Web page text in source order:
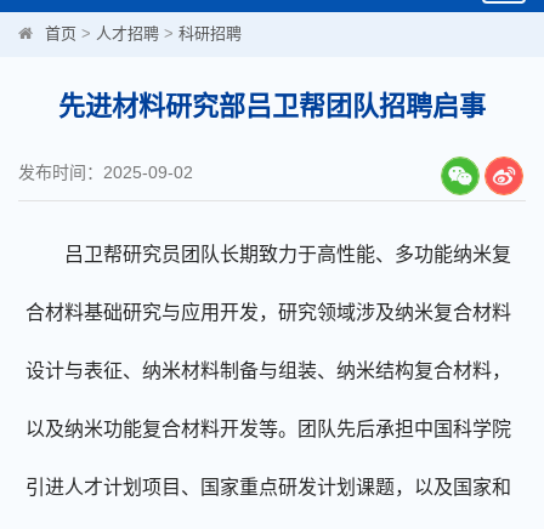
首页 > 人才招聘 > 科研招聘
先进材料研究部吕卫帮团队招聘启事
发布时间：2025-09-02
吕卫帮研究员团队长期致力于高性能、多功能纳米复
合材料基础研究与应用开发，研究领域涉及纳米复合材料
设计与表征、纳米材料制备与组装、纳米结构复合材料，
以及纳米功能复合材料开发等。团队先后承担中国科学院
引进人才计划项目、国家重点研发计划课题，以及 国家和